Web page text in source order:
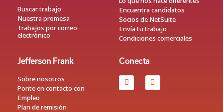
Buscar trabajo
Nuestra promesa
Trabajos por correo
electrónico
Encuentra candidatos
Socios de NetSuite
Envía tu trabajo
Condiciones comerciales
Jefferson Frank
Sobre nosotros
Ponte en contacto con
Empleo
Plan de remisión
Conecta